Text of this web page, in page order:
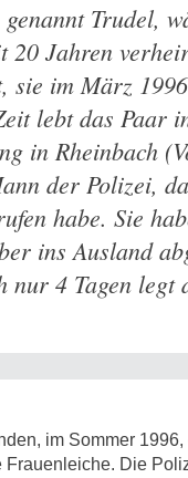
Trudel,
20 Jahren
sie im März
lebt das Paar
in Rheinbach
der Polizei,
habe. Sie
ins Ausland
4 Tagen legt
im Sommer 1996,
Die